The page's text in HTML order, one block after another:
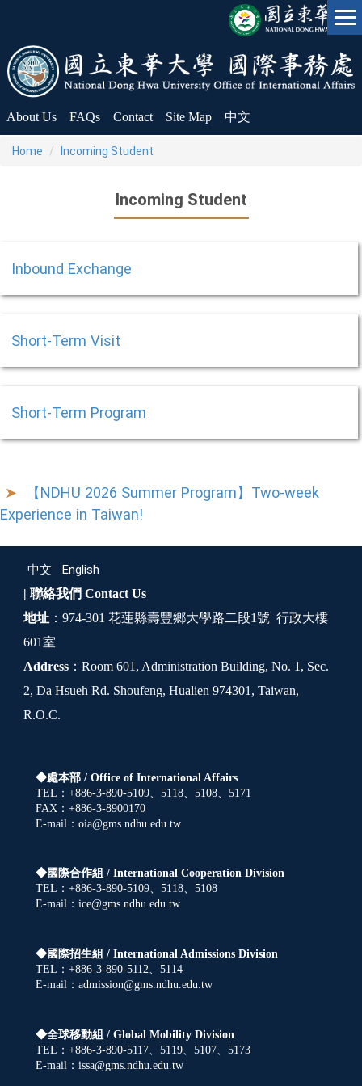
the
main
content
block
About Us FAQs Contact Site Map 中文
Home Incoming Student
Incoming Student
Inbound Exchange
Short-Term Visit
Short-Term Program
【NDHU 2026 Summer Program】Two-week
Experience in Taiwan!
中文 English
| 聯絡我們 Contact Us
地址 ：974-301 花蓮縣壽豐鄉大學路二段1號 行政大樓
601室
Address ：Room 601, Administration Building, No. 1, Sec.
2, Da Hsueh Rd. Shoufeng, Hualien 974301, Taiwan,
R.O.C.
◆處本部 / Office of International Affairs
TEL：+886-3-890-5109、5118、5108、5171
FAX：+886-3-8900170
E-mail：oia@gms.ndhu.edu.tw
◆國際合作組 / International Cooperation Division
TEL：+886-3-890-5109、5118、5108
E-mail：ice@gms.ndhu.edu.tw
◆國際招生組 / International Admissions Division
TEL：+886-3-890-5112、5114
E-mail：admission@gms.ndhu.edu.tw
◆全球移動組 / Global Mobility Division
TEL：+886-3-890-5117、5119、5107、5173
E-mail：issa@gms.ndhu.edu.tw